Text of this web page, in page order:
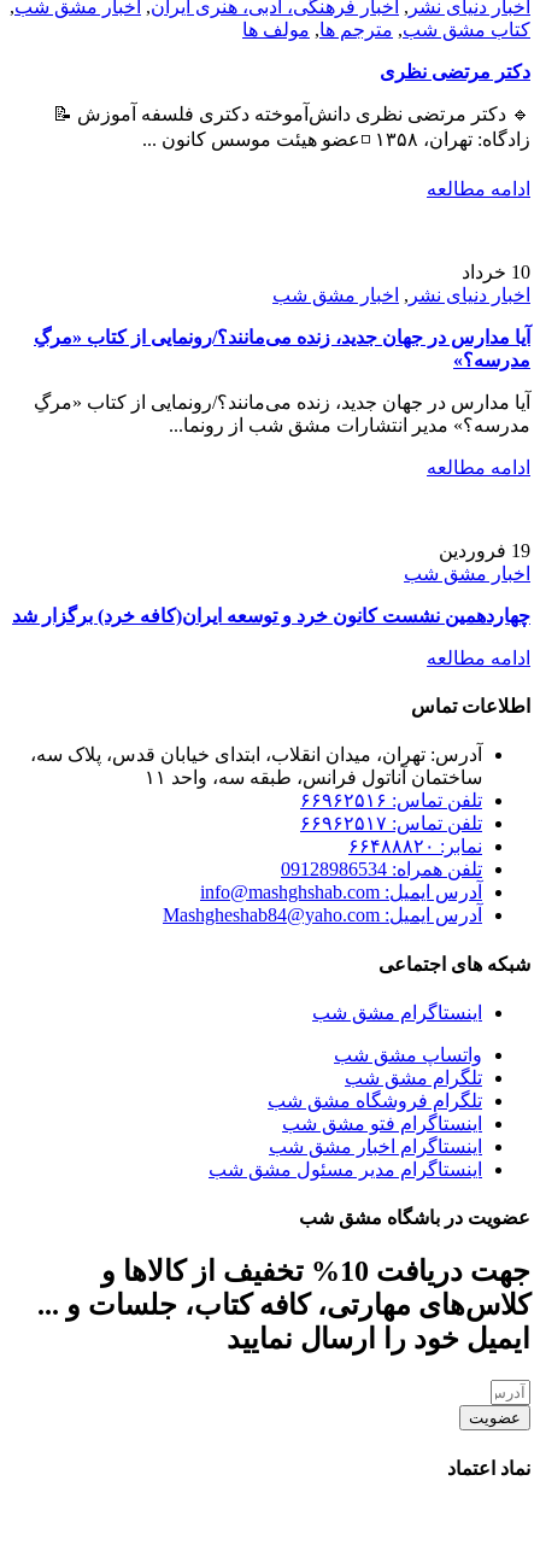
اخبار دنیای نشر , اخبار فرهنگی، ادبی، هنری ایران, اخبار مشق شب,
کتاب مشق شب, مترجم ها, مولف ها
دکتر مرتضی نظری
🔹 دکتر مرتضی نظری دانش‌آموخته دکتری فلسفه آموزش 📝
زادگاه: تهران، ۱۳۵۸ ◽عضو هیئت موسس کانون ...
ادامه مطالعه
10 خرداد
اخبار دنیای نشر , اخبار مشق شب
آیا مدارس در جهان جدید، زنده می‌مانند؟/رونمایی از کتاب «مرگِ
مدرسه؟»
آیا مدارس در جهان جدید، زنده می‌مانند؟/رونمایی از کتاب «مرگِ
مدرسه؟» مدیر انتشارات مشق شب از رونما...
ادامه مطالعه
19 فروردین
اخبار مشق شب
چهاردهمین نشست کانون خرد و توسعه ایران(کافه خرد) برگزار شد
ادامه مطالعه
اطلاعات تماس
آدرس: تهران، میدان انقلاب، ابتدای خیابان قدس، پلاک سه،
ساختمان آناتول فرانس، طبقه سه، واحد ۱۱
تلفن تماس: ۶۶۹۶۲۵۱۶
تلفن تماس: ۶۶۹۶۲۵۱۷
نمابر: ۶۶۴۸۸۸۲۰
تلفن همراه: 09128986534
آدرس ایمیل: info@mashghshab.com
آدرس ایمیل: Mashgheshab84@yaho.com
شبکه های اجتماعی
اینستاگرام مشق شب
واتساپ مشق شب
تلگرام مشق شب
تلگرام فروشگاه مشق شب
اینستاگرام فتو مشق شب
اینستاگرام اخبار مشق شب
اینستاگرام مدیر مسئول مشق شب
عضویت در باشگاه مشق شب
جهت دریافت 10% تخفیف از کالاها و
کلاس‌های مهارتی، کافه کتاب، جلسات و ...
ایمیل خود را ارسال نمایید
عضویت
نماد اعتماد